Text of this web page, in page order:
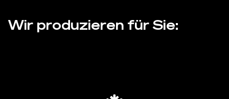
Wir produzieren für Sie: